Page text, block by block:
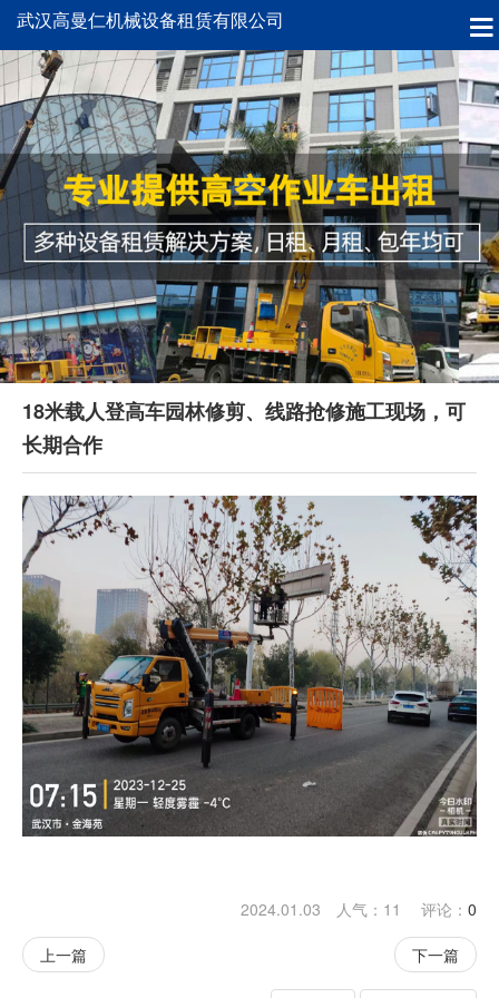
武汉高曼仁机械设备租赁有限公司
18米载人登高车园林修剪、线路抢修施工现场，可
长期合作
2024.01.03 人气： 11 评论： 0
上一篇 下一篇